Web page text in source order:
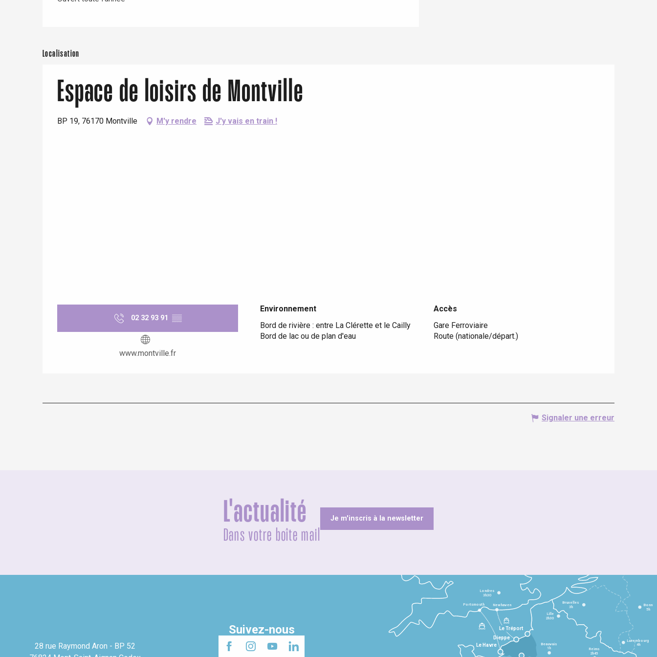
Localisation
Espace de loisirs de Montville
BP 19, 76170 Montville M'y rendre J'y vais en train !
02 32 93 91 ▒▒
www.montville.fr
Environnement
Environnement
Bord de rivière : entre La Clérette et le Cailly
Bord de lac ou de plan d'eau
Accès
Accès
Gare Ferroviaire
Route (nationale/départ.)
Signaler une erreur
L'actualité
Dans votre boîte mail
Je m'inscris à la newsletter
28 rue Raymond Aron - BP 52
Suivez-nous
Le Havre
Dieppe
Le Tréport
Beauvais
1h Reims
2h45
Lille
2h30
Bruxelles
3h
Londres
3h30
Newhaven
Portsmouth Bonn
5h
Luxembourg
4h